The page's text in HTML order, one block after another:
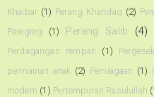
Khaibar (1) Perang Khandaq (2)
Paregreg
(1) Perang Salib (4)
Perdagangan rempah
(1)
permainan anak (2) Perniagaan (1)
modern (1) Pertempuran Rasulullah